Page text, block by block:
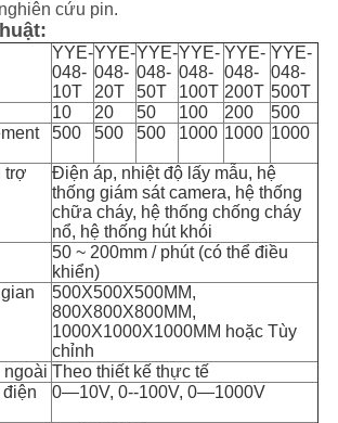
cứu pin.
YYE-
048-
10T
YYE-
048-
20T
YYE-
048-
50T
YYE-
048-
100T
YYE-
048-
200T
YYE-
048-
500T
10 20 50 100 200
500
500 500 500 1000 1000 1000
trợ
Điện áp, nhiệt độ lấy mẫu, hệ
thống giám sát camera, hệ thống
chữa cháy, hệ thống chống cháy
nổ, hệ thống hút khói
50 ~ 200mm / phút (có thể điều
khiển)
500X500X500MM,
800X800X800MM,
1000X1000X1000MM hoặc Tùy
chỉnh
ngoài Theo thiết kế thực tế
0—10V, 0--100V, 0—1000V